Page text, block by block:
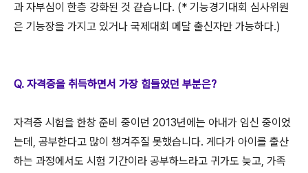
과 자부심이 한층 강화된 것 같습니다. (* 기능경기대회 심사위원
은 기능장을 가지고 있거나 국제대회 메달 출신자만 가능하다.)
Q. 자격증을 취득하면서 가장 힘들었던 부분은?
자격증 시험을 한창 준비 중이던 2013년에는 아내가 임신 중이었
는데, 공부한다고 많이 챙겨주질 못했습니다. 게다가 아이를 출산
하는 과정에서도 시험 기간이라 공부하느라고 귀가도 늦고, 가족